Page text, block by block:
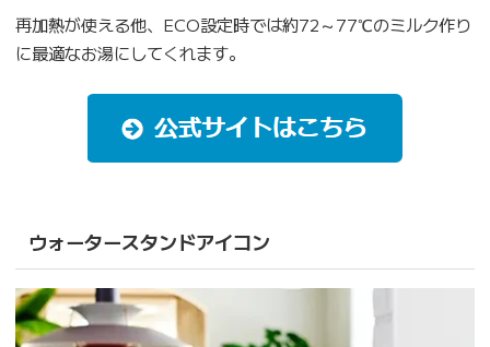
再加熱が使える他、ECO設定時では約72～77℃のミルク作り
に最適なお湯にしてくれます。
ウォータースタンドアイコン